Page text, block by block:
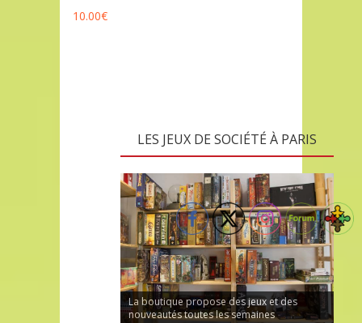
10.00€
LES JEUX DE SOCIÉTÉ À PARIS
La boutique propose des jeux et des
nouveautés toutes les semaines